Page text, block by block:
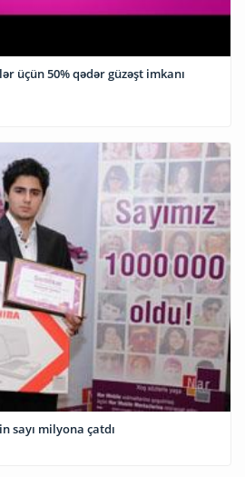
üçün 50% qədər güzəşt imkanı
sayı milyona çatdı